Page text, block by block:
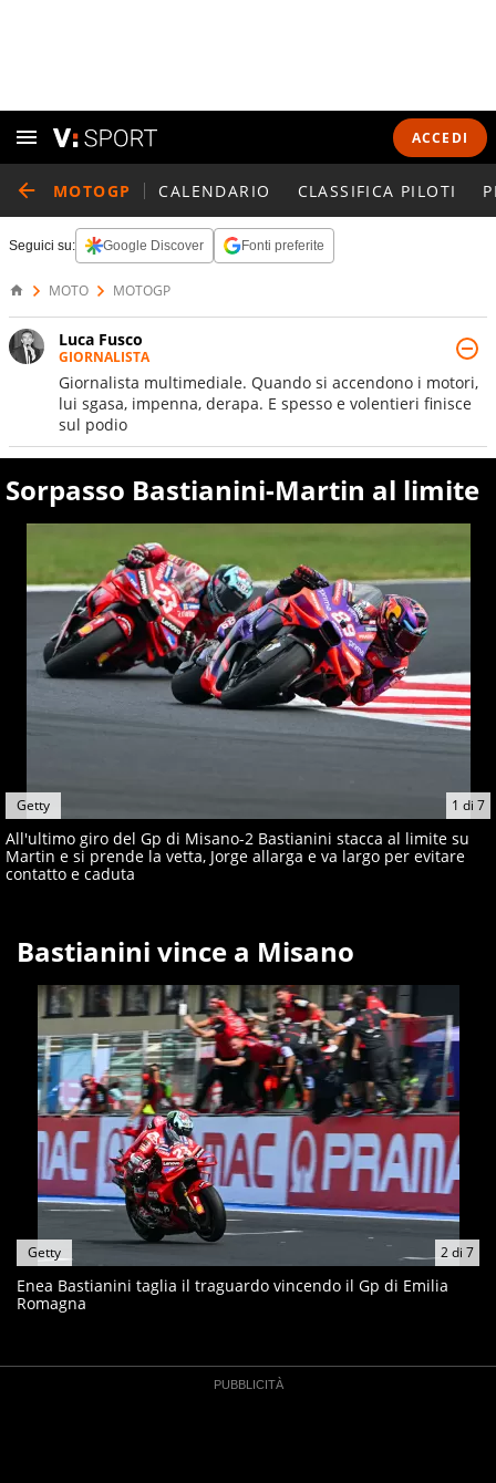
ACCEDI
MOTOGP CALENDARIO CLASSIFICA PILOTI
Seguici su: Google Discover Fonti preferite
MOTO MOTOGP
Luca Fusco
GIORNALISTA
Giornalista multimediale. Quando si accendono i motori,
lui sgasa, impenna, derapa. E spesso e volentieri finisce
sul podio
Sorpasso Bastianini-Martin al limite
1 di 7
Getty
All'ultimo giro del Gp di Misano-2 Bastianini stacca al limite su
Martin e si prende la vetta, Jorge allarga e va largo per evitare
contatto e caduta
Bastianini vince a Misano
2di 7
Getty
Enea Bastianini taglia il traguardo vincendo il Gp di Emilia
Romagna